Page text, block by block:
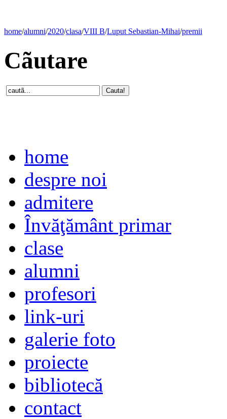
home/alumni/2020/clasa/VIII B/Luput Sebastian-Mihai/premii
Cãutare
home
despre noi
admitere
Învăţământ primar
clase
alumni
profesori
link-uri
galerie foto
proiecte
bibliotecă
contact